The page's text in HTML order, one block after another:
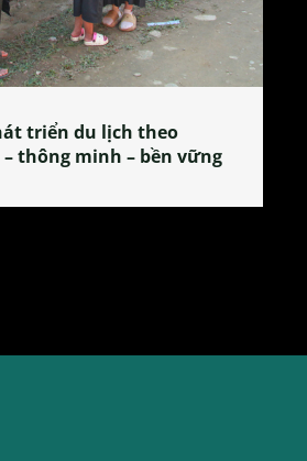
tẻ Phú Nhi – nơi lan
Đoài